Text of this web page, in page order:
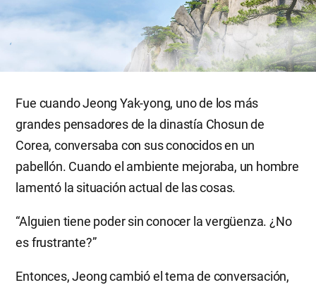
Fue cuando Jeong Yak-yong, uno de los más
grandes pensadores de la dinastía Chosun de
Corea, conversaba con sus conocidos en un
pabellón. Cuando el ambiente mejoraba, un hombre
lamentó la situación actual de las cosas.
“Alguien tiene poder sin conocer la vergüenza. ¿No
es frustrante?”
Entonces, Jeong cambió el tema de conversación,